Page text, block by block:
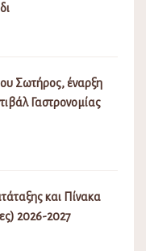
Σωτήρος, έναρξη
Γαστρονομίας
και Πίνακα
2026-2027